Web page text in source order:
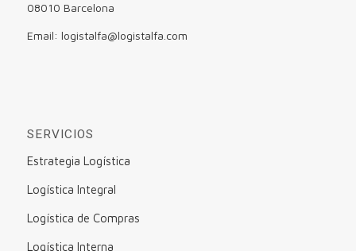
08010 Barcelona
Email: logistalfa@logistalfa.com
SERVICIOS
Estrategia Logística
Logística Integral
Logística de Compras
Logística Interna